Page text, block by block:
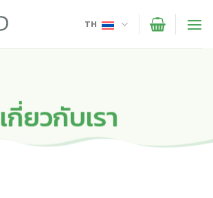
TH
เกี่ยวกับเรา